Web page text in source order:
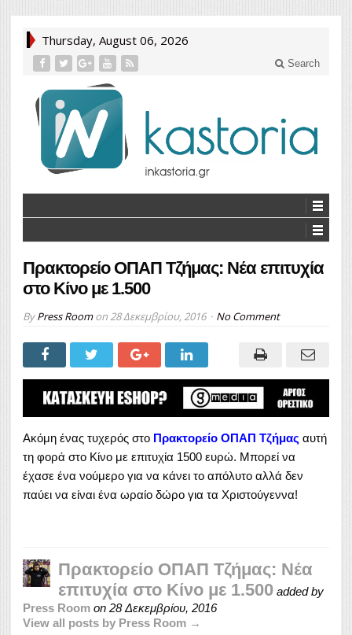
Thursday, August 06, 2026
Search
Πρακτορείο ΟΠΑΠ Τζήμας: Νέα επιτυχία
στο Κίνο με 1.500
ByPress Roomon 28 Δεκεμβρίου, 2016 No Comment
Ακόμη ένας τυχερός στο Πρακτορείο ΟΠΑΠ Τζήμας αυτή
τη φορά στο Κίνο με επιτυχία 1500 ευρώ. Μπορεί να
έχασε ένα νούμερο για να κάνει το απόλυτο αλλά δεν
παύει να είναι ένα ωραίο δώρο για τα Χριστούγεννα!
Πρακτορείο ΟΠΑΠ Τζήμας: Νέα
επιτυχία στο Κίνο με 1.500 added by
Press Room on 28 Δεκεμβρίου, 2016
View all posts by Press Room →